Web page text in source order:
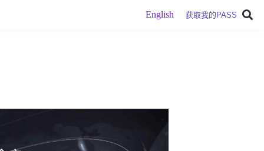
English 获取我的PASS